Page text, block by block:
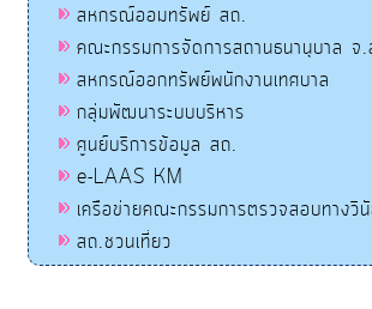
สหกรณ์ออมทรัพย์ สถ.
คณะกรรมการจัดการสถานธนานุบาล จ
สหกรณ์ออกทรัพย์พนักงานเทศบาล
กลุ่มพัฒนาระบบบริหาร
ศูนย์บริการข้อมูล สถ.
e-LAAS KM
เครือข่ายคณะกรรมการตรวจสอบทางวิ
สถ.ชวนเที่ยว